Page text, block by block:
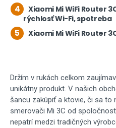
4
Xiaomi Mi WiFi Router
rýchlosť Wi-Fi, spotreba
5 Xiaomi Mi WiFi Router
Držím v rukách celkom
unikátny produkt. V našich
šancu zakúpiť a ktovie, či sa to
smerovači Mi 3C od
nepatrí medzi tradičných